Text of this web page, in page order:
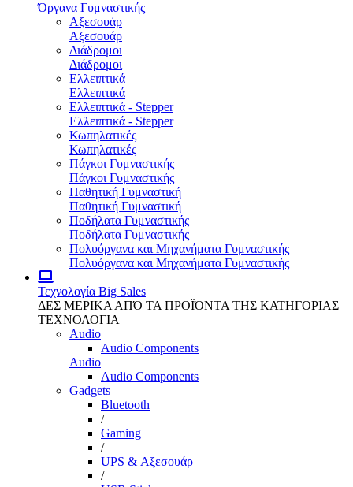
Όργανα Γυμναστικής
Αξεσουάρ
Αξεσουάρ
Διάδρομοι
Διάδρομοι
Ελλειπτικά
Ελλειπτικά
Ελλειπτικά - Stepper
Ελλειπτικά - Stepper
Κωπηλατικές
Κωπηλατικές
Πάγκοι Γυμναστικής
Πάγκοι Γυμναστικής
Παθητική Γυμναστική
Παθητική Γυμναστική
Ποδήλατα Γυμναστικής
Ποδήλατα Γυμναστικής
Πολυόργανα και Μηχανήματα Γυμναστικής
Πολυόργανα και Μηχανήματα Γυμναστικής
Τεχνολογία Big Sales
ΔΕΣ ΜΕΡΙΚΑ ΑΠΌ ΤΑ ΠΡΟΪΌΝΤΑ ΤΗΣ ΚΑΤΗΓΟΡΙΑΣ
ΤΕΧΝΟΛΟΓΙΑ
Audio
Audio Components
Audio
Audio Components
Gadgets
Bluetooth
/
Gaming
/
UPS & Αξεσουάρ
/